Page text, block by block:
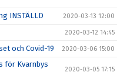
INSTÄLLD 2020-03-13 12:00
2020-03-12 14:45
och Covid-19 2020-03-06 15:00
för Kvarnbys
2020-03-05 17:15